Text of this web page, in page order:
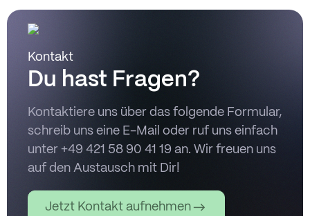
Kontakt
Du hast Fragen?
Kontaktiere uns über das folgende Formular,
schreib uns eine E-Mail oder ruf uns einfach
unter +49 421 58 90 41 19 an. Wir freuen uns
auf den Austausch mit Dir!
Jetzt Kontakt aufnehmen